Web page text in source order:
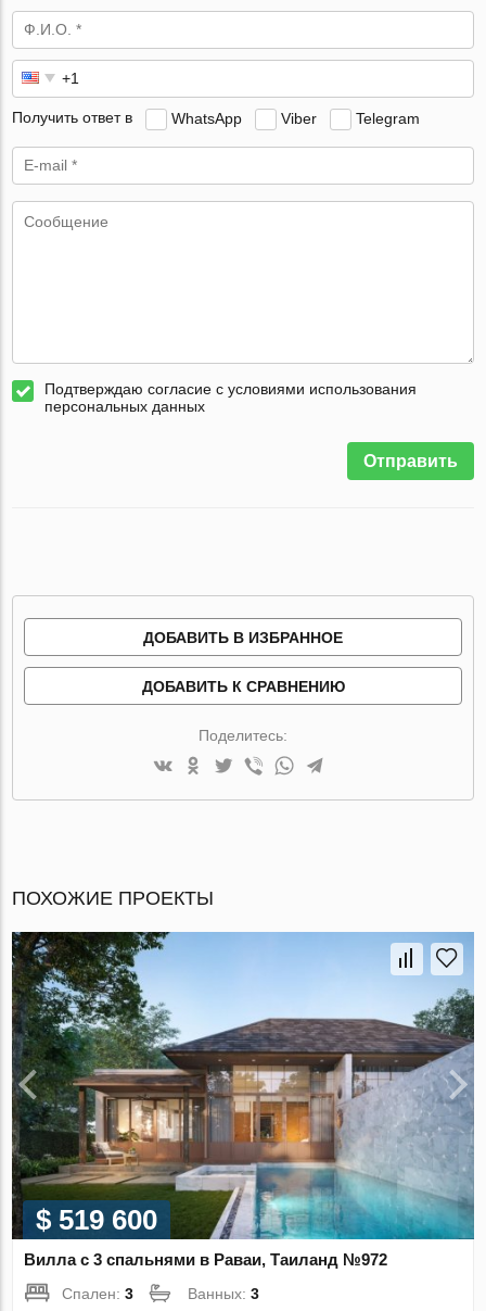
Получить ответ в WhatsApp Viber Telegram
Подтверждаю согласие с условиями использования
персональных данных
Отправить
ДОБАВИТЬ В ИЗБРАННОЕ
ДОБАВИТЬ К СРАВНЕНИЮ
Поделитесь:
ПОХОЖИЕ ПРОЕКТЫ
$ 519 600
Вилла с 3 спальнями в Раваи, Таиланд №972
Спален:3 Ванных:3